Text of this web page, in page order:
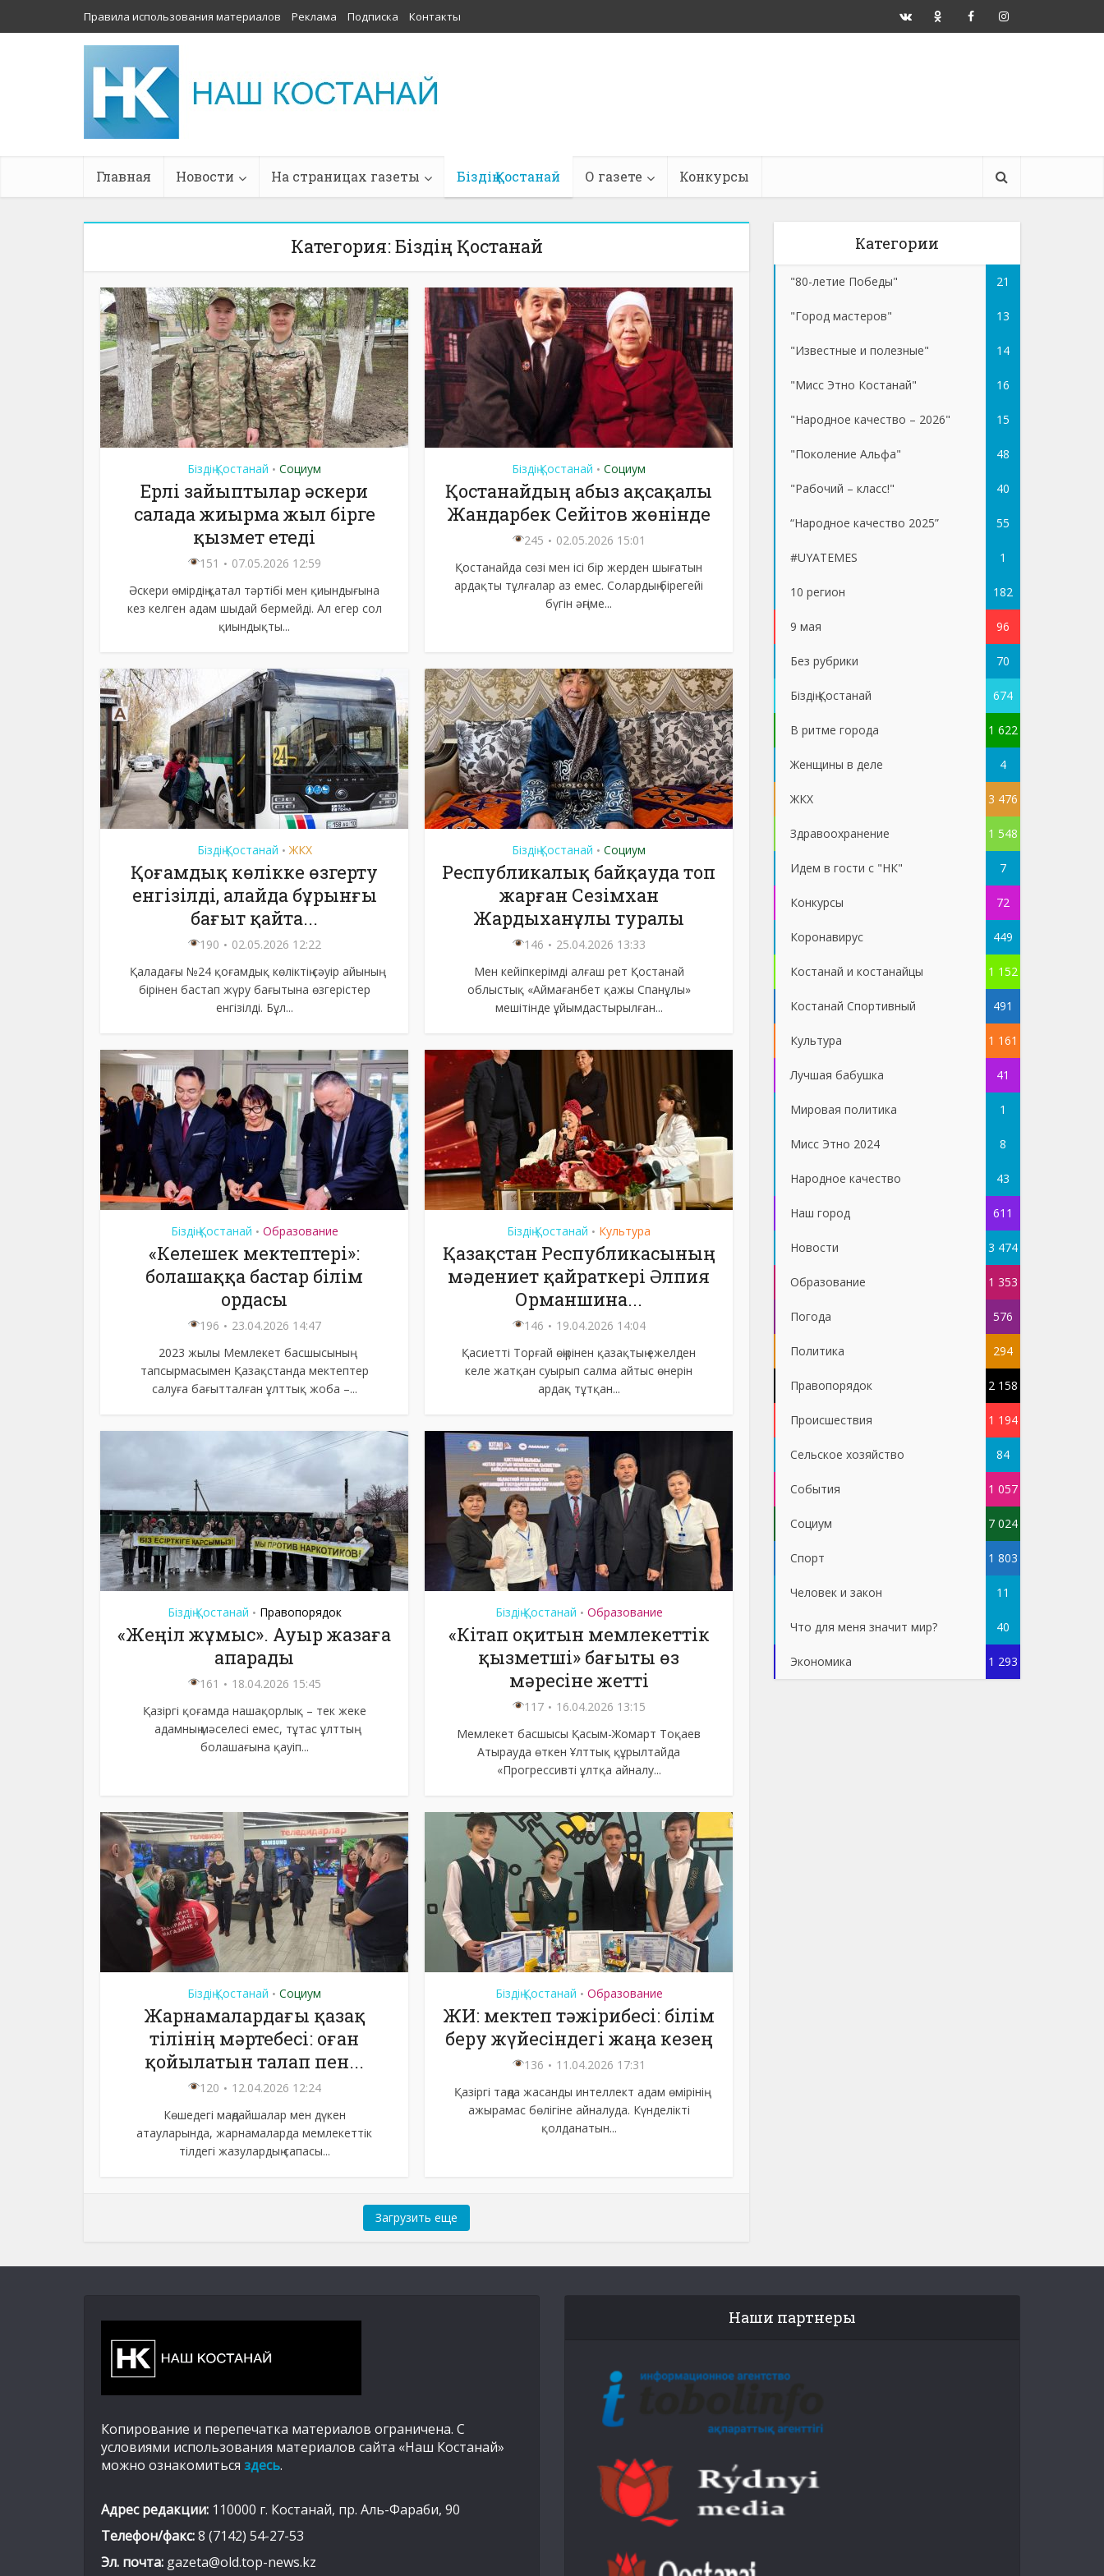
Правила использования материалов Реклама Подписка Контакты
Главная Новости На страницах газеты Біздің Қостанай О газете Конкурсы
Категория: Біздің Қостанай
Біздің Қостанай • Социум
Ерлі зайыптылар әскери
салада жиырма жыл бірге
қызмет етеді
151
07.05.2026 12:59
Әскери өмірдің қатал тәртібі мен қиындығына
кез келген адам шыдай бермейді. Ал егер сол
қиындықты...
Біздің Қостанай • Социум
Қостанайдың абыз ақсақалы
Жандарбек Сейітов жөнінде
245
02.05.2026 15:01
Қостанайда сөзі мен ісі бір жерден шығатын
ардақты тұлғалар аз емес. Солардың бірегейі
бүгін әңгіме...
Біздің Қостанай • ЖКХ
Қоғамдық көлікке өзгерту
енгізілді, алайда бұрынғы
бағыт қайта...
190
02.05.2026 12:22
Қаладағы №24 қоғамдық көліктің сәуір айының
бірінен бастап жүру бағытына өзгерістер
енгізілді. Бұл...
Біздің Қостанай • Социум
Республикалық байқауда топ
жарған Сезімхан
Жардыханұлы туралы
146
25.04.2026 13:33
Мен кейіпкерімді алғаш рет Қостанай
облыстық «Аймағанбет қажы Спанұлы»
мешітінде ұйымдастырылған...
Біздің Қостанай • Образование
«Келешек мектептері»:
болашаққа бастар білім
ордасы
196
23.04.2026 14:47
2023 жылы Мемлекет басшысының
тапсырмасымен Қазақстанда мектептер
салуға бағытталған ұлттық жоба –...
Біздің Қостанай • Культура
Қазақстан Республикасының
мәдениет қайраткері Әлпия
Орманшина...
146
19.04.2026 14:04
Қасиетті Торғай өңірінен қазақтың ежелден
келе жатқан суырып салма айтыс өнерін
ардақ тұтқан...
Біздің Қостанай • Правопорядок
«Жеңіл жұмыс». Ауыр жазаға
апарады
161
18.04.2026 15:45
Қазіргі қоғамда нашақорлық – тек жеке
адамның мәселесі емес, тұтас ұлттың
болашағына қауіп...
Біздің Қостанай • Образование
«Кітап оқитын мемлекеттік
қызметші» бағыты өз
мәресіне жетті
117
16.04.2026 13:15
Мемлекет басшысы Қасым-Жомарт Тоқаев
Атырауда өткен Ұлттық құрылтайда
«Прогрессивті ұлтқа айналу...
Біздің Қостанай • Социум
Жарнамалардағы қазақ
тілінің мәртебесі: оған
қойылатын талап пен...
120
12.04.2026 12:24
Көшедегі маңдайшалар мен дүкен
атауларында, жарнамаларда мемлекеттік
тілдегі жазулардың сапасы...
Біздің Қостанай • Образование
ЖИ: мектеп тәжірибесі: білім
беру жүйесіндегі жаңа кезең
136
11.04.2026 17:31
Қазіргі таңда жасанды интеллект адам өмірінің
ажырамас бөлігіне айналуда. Күнделікті
қолданатын...
Загрузить еще
Категории
"80-летие Победы" 21
"Город мастеров" 13
"Известные и полезные" 14
"Мисс Этно Костанай" 16
"Народное качество – 2026" 15
"Поколение Альфа" 48
"Рабочий – класс!" 40
“Народное качество 2025” 55
#UYATEMES 1
10 регион 182
9 мая 96
Без рубрики 70
Біздің Қостанай 674
В ритме города 1 622
Женщины в деле 4
ЖКХ 3 476
Здравоохранение 1 548
Идем в гости с "НК" 7
Конкурсы 72
Коронавирус 449
Костанай и костанайцы 1 152
Костанай Спортивный 491
Культура 1 161
Лучшая бабушка 41
Мировая политика 1
Мисс Этно 2024 8
Народное качество 43
Наш город 611
Новости 3 474
Образование 1 353
Погода 576
Политика 294
Правопорядок 2 158
Проиcшествия 1 194
Сельское хозяйство 84
События 1 057
Социум 7 024
Спорт 1 803
Человек и закон 11
Что для меня значит мир? 40
Экономика 1 293
Копирование и перепечатка материалов ограничена. С
условиями использования материалов сайта «Наш Костанай»
можно ознакомиться здесь.
Адрес редакции: 110000 г. Костанай, пр. Аль-Фараби, 90
Телефон/факс:8 (7142) 54-27-53
Эл. почта: gazeta@old.top-news.kz
Наши партнеры